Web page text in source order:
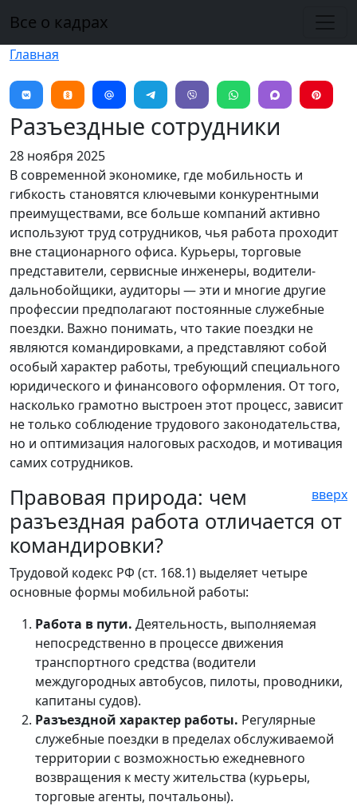
Все о кадрах
Главная
Разъездные сотрудники
28 ноября 2025
В современной экономике, где мобильность и
гибкость становятся ключевыми конкурентными
преимуществами, все больше компаний активно
используют труд сотрудников, чья работа проходит
вне стационарного офиса. Курьеры, торговые
представители, сервисные инженеры, водители-
дальнобойщики, аудиторы — эти и многие другие
профессии предполагают постоянные служебные
поездки. Важно понимать, что такие поездки не
являются командировками, а представляют собой
особый характер работы, требующий специального
юридического и финансового оформления. От того,
насколько грамотно выстроен этот процесс, зависит
не только соблюдение трудового законодательства,
но и оптимизация налоговых расходов, и мотивация
самих сотрудников.
вверх
Правовая природа: чем
разъездная работа отличается от
командировки?
Трудовой кодекс РФ (ст. 168.1) выделяет четыре
основные формы мобильной работы:
Работа в пути. Деятельность, выполняемая
непосредственно в процессе движения
транспортного средства (водители
междугородных автобусов, пилоты, проводники,
капитаны судов).
Разъездной характер работы. Регулярные
служебные поездки в пределах обслуживаемой
территории с возможностью ежедневного
возвращения к месту жительства (курьеры,
торговые агенты, почтальоны).